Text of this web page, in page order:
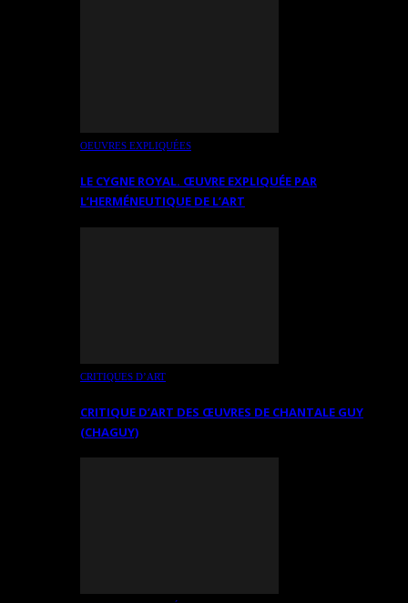
OEUVRES EXPLIQUÉES
LE CYGNE ROYAL. ŒUVRE EXPLIQUÉE PAR
L’HERMÉNEUTIQUE DE L’ART
CRITIQUES D’ART
CRITIQUE D’ART DES ŒUVRES DE CHANTALE GUY
(CHAGUY)